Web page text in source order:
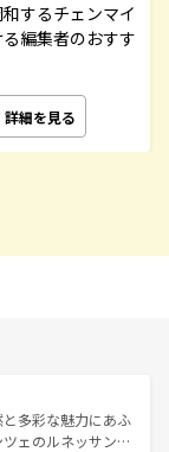
するチェンマイ
編集者のおすす
詳細を見る
多彩な魅力にあふ
ェのルネッサンス